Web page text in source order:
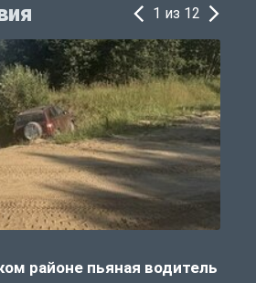
1 из 12
районе пьяная водитель